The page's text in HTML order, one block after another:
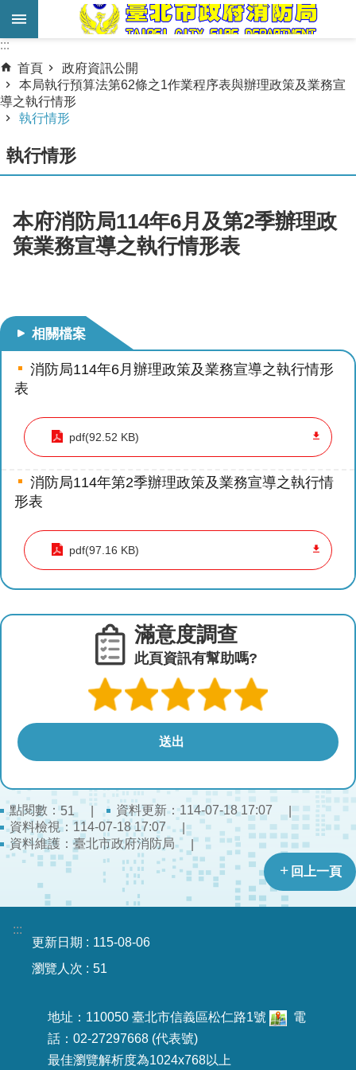
跳到主要內容區塊
進
階
搜
尋
業
務
機
宣
導
教
下
載
專
區
民
力
園
地
開
公
公
開
專
區
統
計
料
:::
:::
首頁
政府資訊公開
本局執行預算法第62條之1作業程序表與辦理政策及業務宣
導之執行情形
執行情形
執行情形
本府消防局114年6月及第2季辦理政
策業務宣導之執行情形表
相關檔案
消防局114年6月辦理政策及業務宣導之執行情形
表
pdf(92.52 KB)
消防局114年第2季辦理政策及業務宣導之執行情
形表
pdf(97.16 KB)
滿意度調查
此頁資訊有幫助嗎?
點閱數：51
資料更新：114-07-18 17:07
資料檢視：114-07-18 17:07
資料維護：臺北市政府消防局
回上一頁
:::
更新日期
115-08-06
瀏覽人次
51
地址：110050 臺北市信義區松仁路1號
電
話：02-27297668 (代表號)
最佳瀏覽解析度為1024x768以上